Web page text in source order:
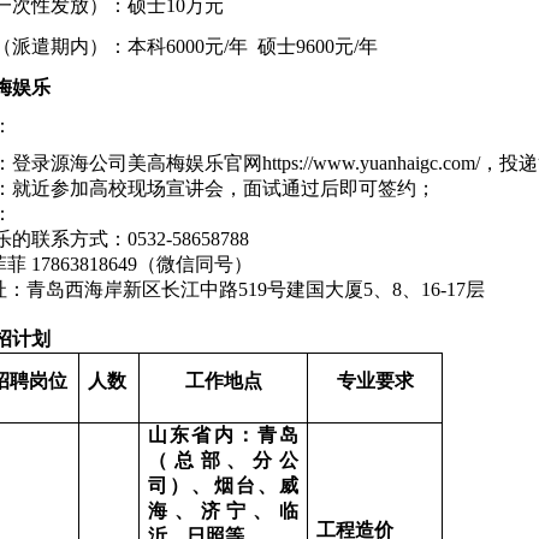
次性发放）：硕士10万元
派遣期内）：本科6000元/年 硕士9600元/年
娱乐
登录源海公司美高梅娱乐官网https://www.yuanhaigc.com/，投递
就近参加高校现场宣讲会，面试通过后即可签约；
的联系方式： 0532-58658788
菲 17863818649（微信同号）
：青岛西海岸新区长江中路519号建国大厦5、8、16-17层
计划
聘岗位 人数 工作地点 专业要求
山东省内：青岛
（总部、分公
司）、烟台、威
海、济宁、临
工程造价